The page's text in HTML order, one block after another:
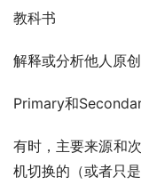
教科书
解释或分析他人原
Primary和
有时，主要来源和
机切换的（或者只